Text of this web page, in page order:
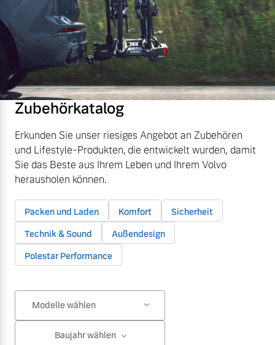
Zubehörkatalog
Erkunden Sie unser riesiges Angebot an Zubehören
und Lifestyle-Produkten, die entwickelt wurden, damit
Sie das Beste aus Ihrem Leben und Ihrem Volvo
herausholen können.
Packen und Laden Komfort
Sicherheit
Technik & Sound
Außendesign
Polestar Performance
Modelle wählen
Baujahr wählen